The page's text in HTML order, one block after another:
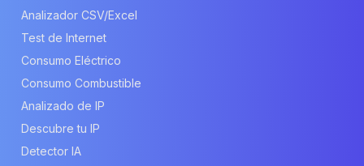
Analizador CSV/Excel
Test de Internet
Consumo Eléctrico
Consumo Combustible
Analizado de IP
Descubre tu IP
Detector IA